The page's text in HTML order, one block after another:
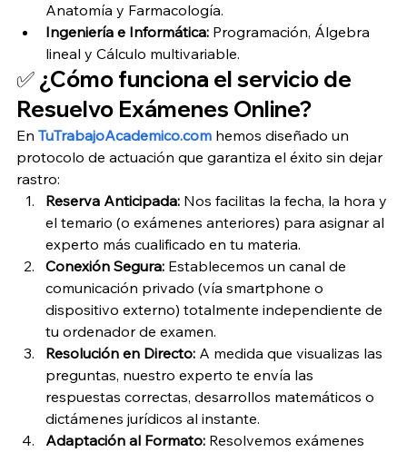
Anatomía y Farmacología.
Ingeniería e Informática: Programación, Álgebra
lineal y Cálculo multivariable.
✅ ¿Cómo funciona el servicio de
Resuelvo Exámenes Online?
En TuTrabajoAcademico.com hemos diseñado un
protocolo de actuación que garantiza el éxito sin dejar
rastro:
Reserva Anticipada: Nos facilitas la fecha, la hora y
el temario (o exámenes anteriores) para asignar al
experto más cualificado en tu materia.
Conexión Segura: Establecemos un canal de
comunicación privado (vía smartphone o
dispositivo externo) totalmente independiente de
tu ordenador de examen.
Resolución en Directo: A medida que visualizas las
preguntas, nuestro experto te envía las
respuestas correctas, desarrollos matemáticos o
dictámenes jurídicos al instante.
Adaptación al Formato: Resolvemos exámenes